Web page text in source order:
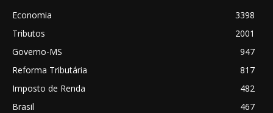
Economia
3398
Tributos
2001
Governo-MS
947
Reforma Tributária
817
Imposto de Renda
482
Brasil
467